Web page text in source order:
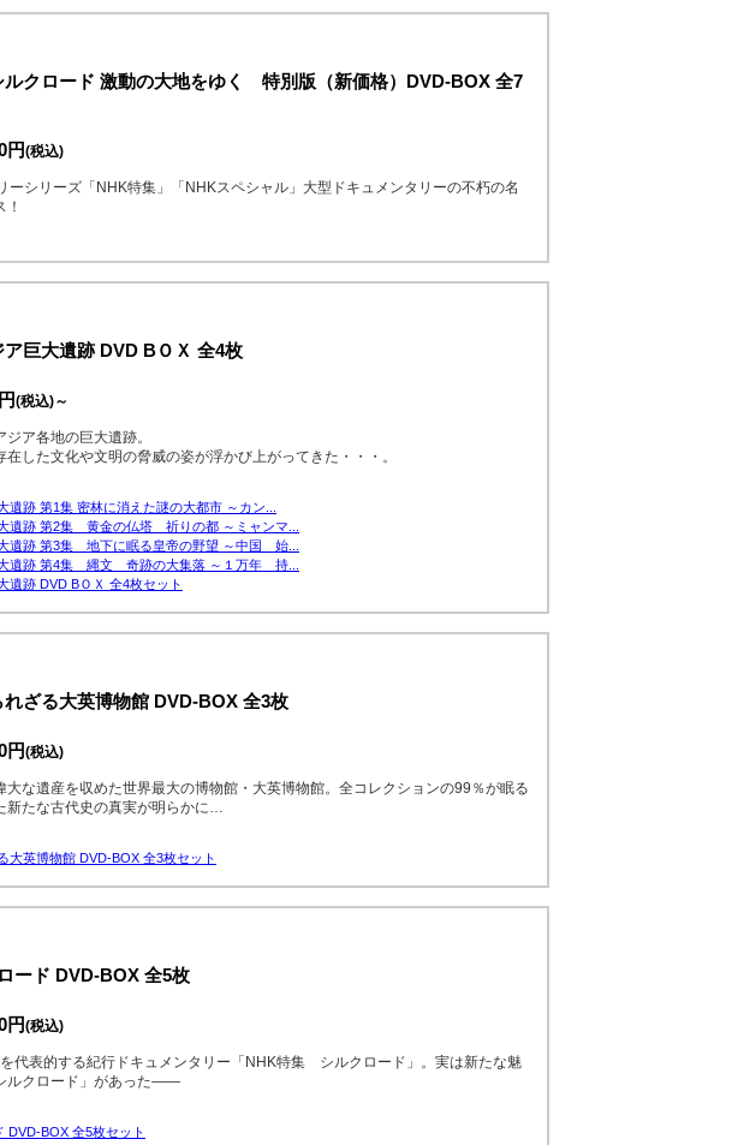
ルクロード 激動の大地をゆく 特別版（新価格）DVD-BOX 全7
円(税込)
ーシリーズ「NHK特集」「NHKスペシャル」大型ドキュメンタリーの不朽の名
巨大遺跡 DVD BＯＸ 全4枚
(税込)～
ア各地の巨大遺跡。
した文化や文明の脅威の姿が浮かび上がってきた・・・。
遺跡 第1集 密林に消えた謎の大都市 ～カン...
遺跡 第2集 黄金の仏塔 祈りの都 ～ミャンマ...
遺跡 第3集 地下に眠る皇帝の野望 ～中国 始...
遺跡 第4集 縄文 奇跡の大集落 ～１万年 持...
遺跡 DVD BＯＸ 全4枚セット
ざる大英博物館 DVD-BOX 全3枚
円(税込)
大な遺産を収めた世界最大の博物館・大英博物館。全コレクションの99％が眠る
新たな古代史の真実が明らかに…
大英博物館 DVD-BOX 全3枚セット
ード DVD-BOX 全5枚
円(税込)
代表的する紀行ドキュメンタリー「NHK特集 シルクロード」。実は新たな魅
ルクロード」があった――
DVD-BOX 全5枚セット